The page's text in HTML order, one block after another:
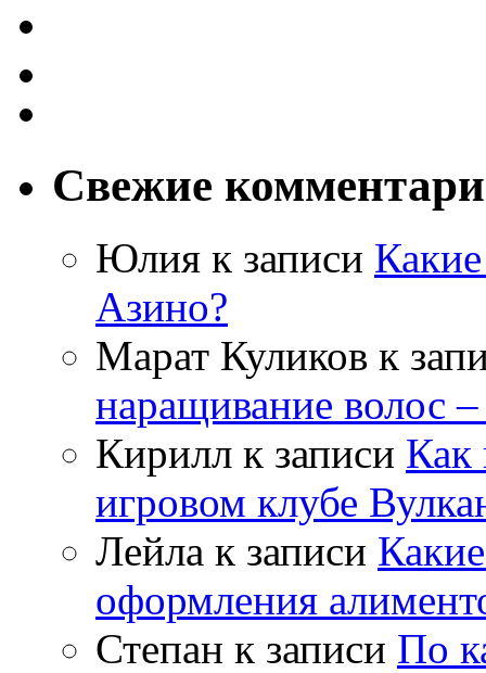
Свежие
Юлия к записи
Азино?
Марат Куликов к
наращивание волос
Кирилл к записи Как
игровом клубе
Лейла к записи
оформления
Степан к записи По